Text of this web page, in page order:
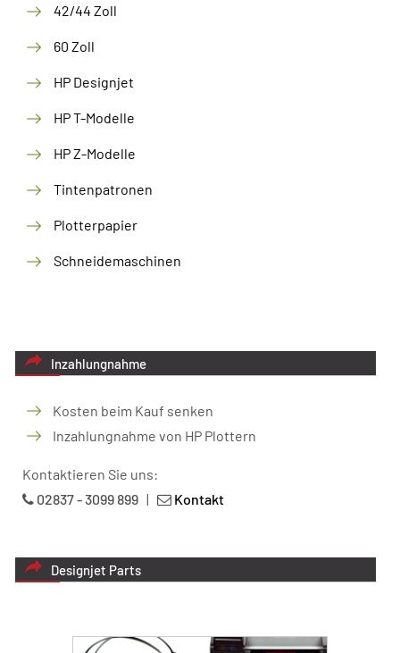
42/44 Zoll
60 Zoll
HP Designjet
HP T-Modelle
HP Z-Modelle
Tintenpatronen
Plotterpapier
Schneidemaschinen
Inzahlungnahme
Kosten beim Kauf senken
Inzahlungnahme von HP Plottern
Kontaktieren Sie uns:
02837 - 3099 899 | Kontakt
Designjet Parts